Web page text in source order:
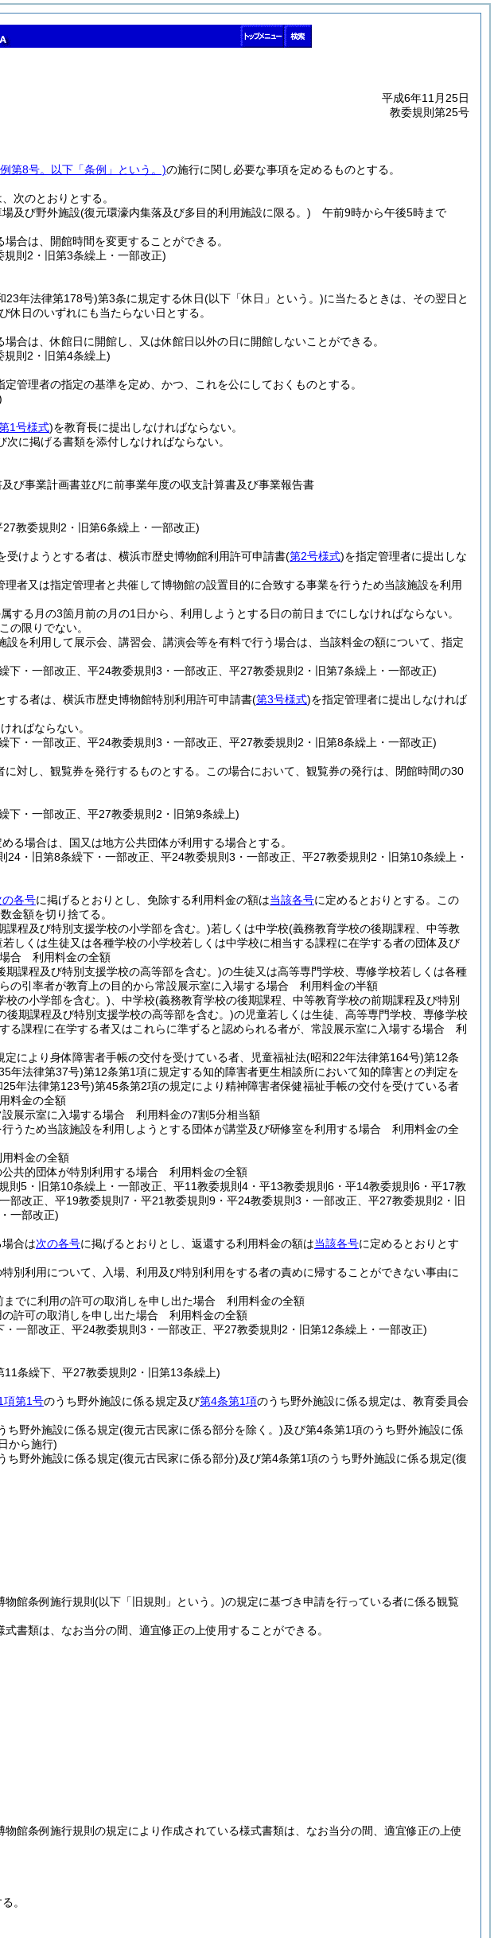
平成6年11月25日
教委規則第25号
第8号。以下「条例」という。)の施行に関し必要な事項を定めるものとする。
次のとおりとする。
及び野外施設(復元環濠内集落及び多目的利用施設に限る。) 午前9時から午後5時まで
合は、開館時間を変更することができる。
則2・旧第3条繰上・一部改正)
23年法律第178号)第3条に規定する休日(以下「休日」という。)に当たるときは、その翌日と
休日のいずれにも当たらない日とする。
合は、休館日に開館し、又は休館日以外の日に開館しないことができる。
則2・旧第4条繰上)
管理者の指定の基準を定め、かつ、これを公にしておくものとする。
1号様式)を教育長に提出しなければならない。
次に掲げる書類を添付しなければならない。
び事業計画書並びに前事業年度の収支計算書及び事業報告書
教委規則2・旧第6条繰上・一部改正)
受けようとする者は、横浜市歴史博物館利用許可申請書(第2号様式)を指定管理者に提出しな
者又は指定管理者と共催して博物館の設置目的に合致する事業を行うため当該施設を利用
する月の3箇月前の月の1日から、利用しようとする日の前日までにしなければならない。
の限りでない。
を利用して展示会、講習会、講演会等を有料で行う場合は、当該料金の額について、指定
・一部改正、平24教委規則3・一部改正、平27教委規則2・旧第7条繰上・一部改正)
する者は、横浜市歴史博物館特別利用許可申請書(第3号様式)を指定管理者に提出しなければ
ればならない。
・一部改正、平24教委規則3・一部改正、平27教委規則2・旧第8条繰上・一部改正)
対し、観覧券を発行するものとする。
この場合において、観覧券の発行は、閉館時間の30
下・一部改正、平27教委規則2・旧第9条繰上)
る場合は、国又は地方公共団体が利用する場合とする。
・旧第8条繰下・一部改正、平24教委規則3・一部改正、平27教委規則2・旧第10条繰上・
の各号に掲げるとおりとし、免除する利用料金の額は当該各号に定めるとおりとする。
この
金額を切り捨てる。
課程及び特別支援学校の小学部を含む。)若しくは中学校(義務教育学校の後期課程、中等教
若しくは生徒又は各種学校の小学校若しくは中学校に相当する課程に在学する者の団体及び
場合 利用料金の全額
期課程及び特別支援学校の高等部を含む。)の生徒又は高等専門学校、専修学校若しくは各種
の引率者が教育上の目的から常設展示室に入場する場合 利用料金の半額
校の小学部を含む。) 、中学校(義務教育学校の後期課程、中等教育学校の前期課程及び特別
後期課程及び特別支援学校の高等部を含む。)の児童若しくは生徒、高等専門学校、専修学校
る課程に在学する者又はこれらに準ずると認められる者が、常設展示室に入場する場合 利
定により身体障害者手帳の交付を受けている者、児童福祉法(昭和22年法律第164号)第12条
年法律第37号)第12条第1項に規定する知的障害者更生相談所において知的障害との判定を
25年法律第123号)第45条第2項の規定により精神障害者保健福祉手帳の交付を受けている者
料金の全額
展示室に入場する場合 利用料金の7割5分相当額
うため当該施設を利用しようとする団体が講堂及び研修室を利用する場合 利用料金の全
料金の全額
共的団体が特別利用する場合 利用料金の全額
則5・旧第10条繰上・一部改正、平11教委規則4・平13教委規則6・平14教委規則6・平17教
部改正、平19教委規則7・平21教委規則9・平24教委規則3・一部改正、平27教委規則2・旧
一部改正)
合は次の各号に掲げるとおりとし、返還する利用料金の額は当該各号に定めるとおりとす
別利用について、入場、利用及び特別利用をする者の責めに帰することができない事由に
でに利用の許可の取消しを申し出た場合 利用料金の全額
許可の取消しを申し出た場合 利用料金の全額
一部改正、平24教委規則3・一部改正、平27教委規則2・旧第12条繰上・一部改正)
条繰下、平27教委規則2・旧第13条繰上)
項第1号のうち野外施設に係る規定及び第4条第1項のうち野外施設に係る規定は、教育委員会
野外施設に係る規定(復元古民家に係る部分を除く。)及び第4条第1項のうち野外施設に係
から施行)
野外施設に係る規定(復元古民家に係る部分)及び第4条第1項のうち野外施設に係る規定(復
館条例施行規則 (以下「旧規則」という。)の規定に基づき申請を行っている者に係る観覧
書類は、なお当分の間、適宜修正の上使用することができる。
館条例施行規則の規定により作成されている様式書類は、なお当分の間、適宜修正の上使
。